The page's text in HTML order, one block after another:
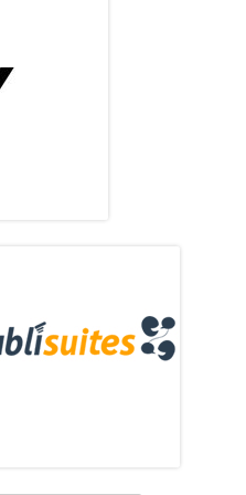
colaboración de Diego Cabello